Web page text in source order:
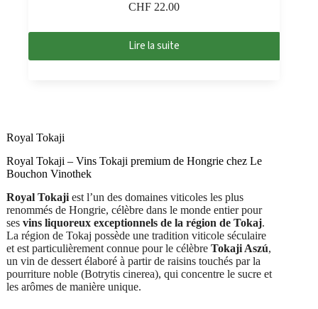
CHF 22.00
Lire la suite
Royal Tokaji
Royal Tokaji – Vins Tokaji premium de Hongrie chez Le
Bouchon Vinothek
Royal Tokajiest l’un des domaines viticoles les plus
renommés de Hongrie, célèbre dans le monde entier pour
ses vins liquoreux exceptionnels de la région de Tokaj.
La région de Tokaj possède une tradition viticole séculaire
et est particulièrement connue pour le célèbre Tokaji Aszú,
un vin de dessert élaboré à partir de raisins touchés par la
pourriture noble (Botrytis cinerea), qui concentre le sucre et
les arômes de manière unique.